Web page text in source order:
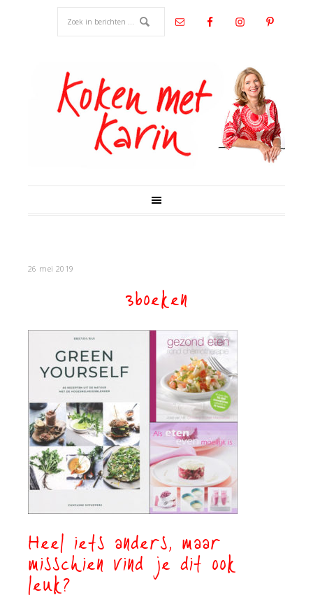
26 mei 2019
3boeken
Heel iets anders, maar
misschien vind je dit ook
leuk?